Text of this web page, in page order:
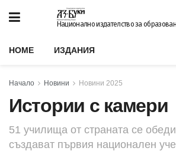
Национално издателство за
HOME ИЗДАНИЯ
Начало Новини Новини 2025
Истории с камери
51 училища от страната се
създават първия национален